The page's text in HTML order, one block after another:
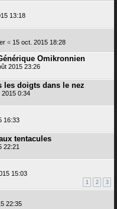
13:18
« 15 oct. 2015 18:28
Omikronnien
2015 23:26
les doigts dans le nez
2015 0:34
16:33
tentacules
22:21
15:03
1 2 3
22:35